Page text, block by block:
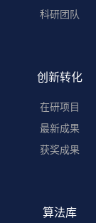
科研团队
创新转化
在研项目
最新成果
获奖成果
算法库